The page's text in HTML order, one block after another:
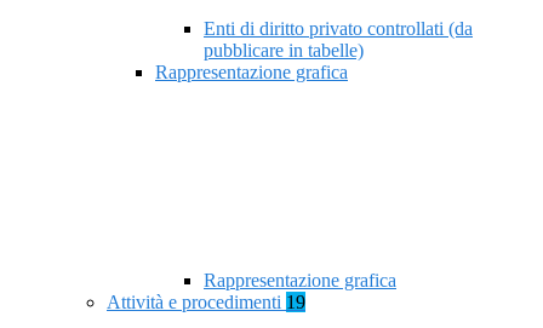
Enti di diritto privato controllati (da
pubblicare in tabelle)
Rappresentazione grafica
Rappresentazione grafica
Attività e procedimenti 19